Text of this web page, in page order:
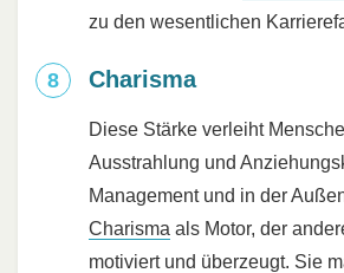
zu den wesentlichen
Charisma
Diese Stärke verleiht
Ausstrahlung und
Management und in der
Charisma als Motor, der
motiviert und überzeugt. Sie